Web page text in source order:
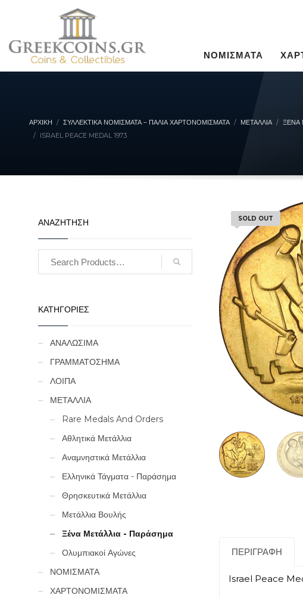
ΝΟΜΙΣΜΑΤΑ
ΑΡΧΙΚΉ ΣΥΛΛΕΚΤΙΚΆ ΝΟΜΊΣΜΑΤΑ – ΠΑΛΙΆ ΧΑΡΤΟΝΟΜΊΣΜΑΤΑ ΜΕΤΑΛΛΙΑ
ΞΈΝΑ
ISRAEL PEACE MEDAL 1973
SOLD OUT
ΠΕΡΙΓΡΑΦΉ
Israel Peace
ΑΝΑΖΗΤΗΣΗ
ΚΑΤΗΓΟΡΙΕΣ
ΑΝΑΛΩΣΙΜΑ
ΓΡΑΜΜΑΤΟΣΗΜΑ
ΛΟΙΠΑ
ΜΕΤΑΛΛΙΑ
Rare Medals And Orders
Αθλητικά Μετάλλια
Αναμνηστικά Μετάλλια
Ελληνικά Τάγματα - Παράσημα
Θρησκευτικά Μετάλλια
Μετάλλια Βουλής
Ξένα Μετάλλια - Παράσημα
Ολυμπιακοί Αγώνες
ΝΟΜΙΣΜΑΤΑ
ΧΑΡΤΟΝΟΜΙΣΜΑΤΑ